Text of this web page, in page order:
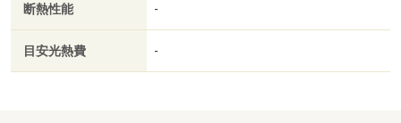
断熱性能 -
目安光熱費 -